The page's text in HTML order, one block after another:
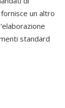
un altro
standard